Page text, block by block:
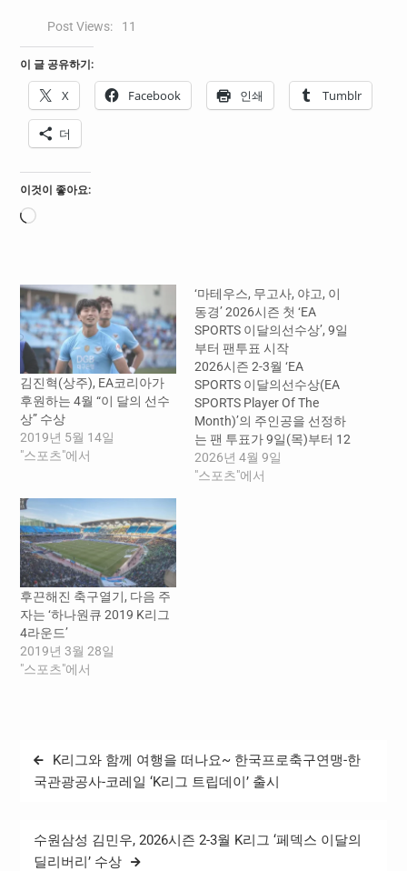
Post Views: 11
이 글 공유하기:
X Facebook 인쇄 Tumblr
더
이것이 좋아요:
로
김진혁(상주), EA코리아가
후원하는 4월 “이 달의 선수
상” 수상
2019년 5월 14일
"스포츠"에서
‘마테우스, 무고사, 야고, 이
동경’ 2026시즌 첫 ‘EA
SPORTS 이달의선수상’, 9일
부터 팬투표 시작
2026시즌 2-3월 ‘EA
SPORTS 이달의선수상(EA
SPORTS Player Of The
Month)’의 주인공을 선정하
는 팬 투표가 9일(목)부터 12
일(일)까지 4일간 진행된다.
‘EA SPORTS 이달의선수
2026년 4월 9일
"스포츠"에서
후끈해진 축구열기, 다음 주
자는 ‘하나원큐 2019 K리그
4라운드’
2019년 3월 28일
"스포츠"에서
글
탐
K리그와 함께 여행을 떠나요~ 한국프로축구연맹-한
국관광공사-코레일 ‘K리그 트립데이’ 출시
수원삼성 김민우, 2026시즌 2-3월 K리그 ‘페덱스 이달의
딜리버리’ 수상